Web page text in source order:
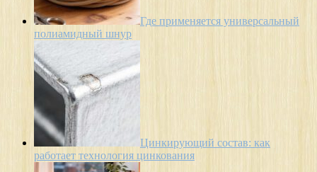
Где применяется универсальный
полиамидный шнур
Цинкирующий состав: как
работает технология цинкования